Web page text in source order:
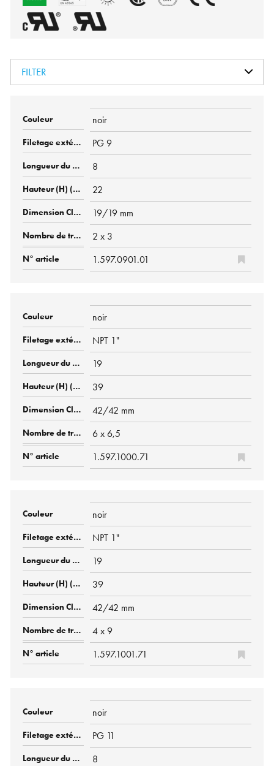
FILTER
noir
PG 9
8
22
19/19 mm
2 x 3
1.597.0901.01
noir
NPT 1"
19
39
42/42 mm
6 x 6,5
1.597.1000.71
noir
NPT 1"
19
39
42/42 mm
4 x 9
1.597.1001.71
noir
PG 11
8